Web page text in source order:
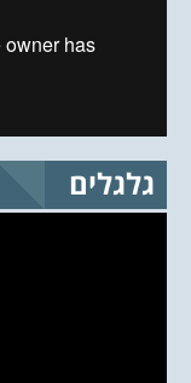
גלגלים